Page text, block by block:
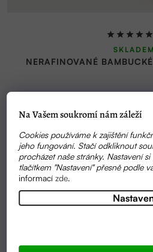
Na Vašem soukromí nám záleží
Cookies používáme k zajištění
jeho fungování. Stačí odkliknout
procházet naše stránky. Nastavení
tlačítkem "Nastavení" přesně podle
informacízde.
NERAFINOVANÉ
Průměrné
hodnocení
produktu
5,0
5
hvězdiček.
SKLADEM